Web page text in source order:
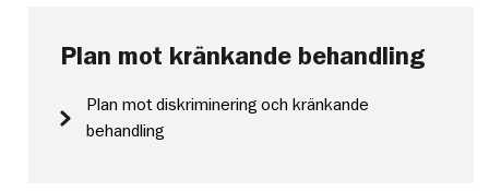
Plan mot kränkande behandling
Plan mot diskriminering och kränkande
behandling